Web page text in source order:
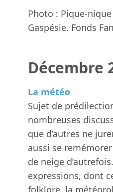
Photo : Pique-
Gaspésie. Fonds
Décembre
La météo
Sujet de
nombreuses
que d’autres ne
aussi se
de neige
expressions, dont
folklore, la